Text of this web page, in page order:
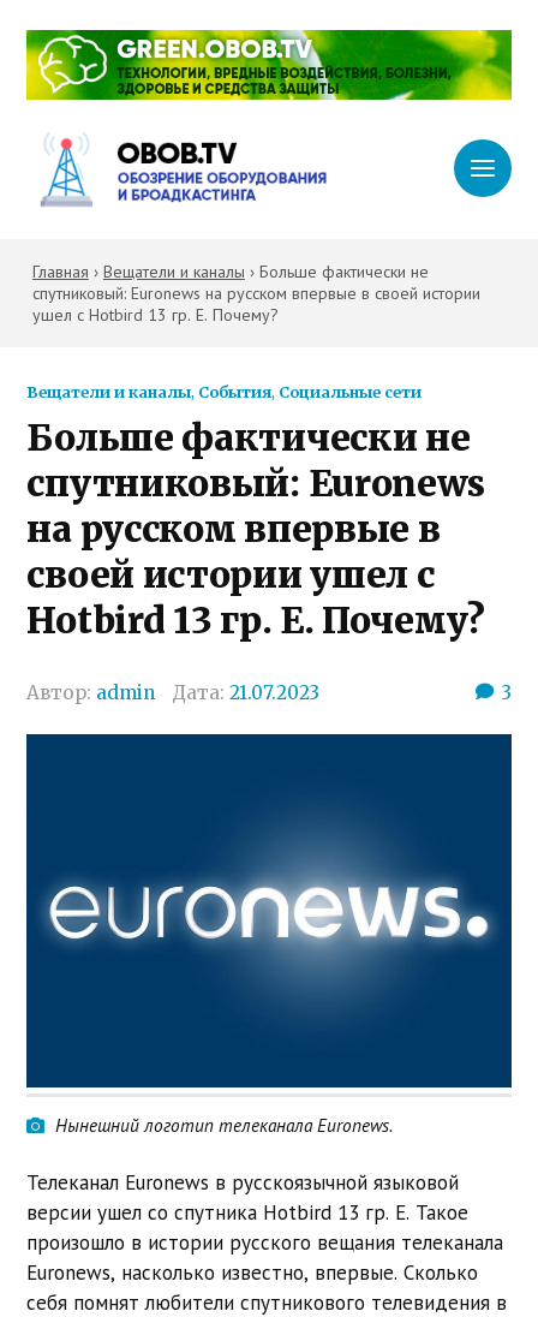
Главная › Вещатели и каналы › Больше фактически не
спутниковый: Euronews на русском впервые в своей истории
ушел с Hotbird 13 гр. Е. Почему?
Вещатели и каналы, События, Социальные сети
Больше фактически не
спутниковый: Euronews
на русском впервые в
своей истории ушел с
Hotbird 13 гр. Е. Почему?
Автор: admin Дата:21.07.2023 3
Нынешний логотип телеканала Euronews.
Телеканал Euronews в русскоязычной языковой
версии ушел со спутника Hotbird 13 гр. Е. Такое
произошло в истории русского вещания телеканала
Euronews, насколько известно, впервые. Сколько
себя помнят любители спутникового телевидения в